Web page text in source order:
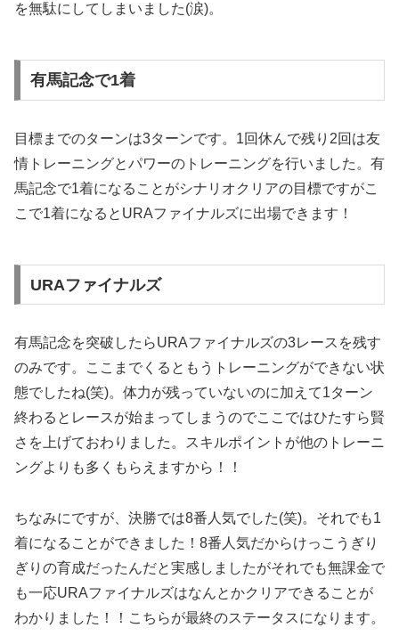
を無駄にしてしまいました(涙)。
有馬記念で1着
目標までのターンは3ターンです。1回休んで残り2回は友
情トレーニングとパワーのトレーニングを行いました。有
馬記念で1着になることがシナリオクリアの目標ですがこ
こで1着になるとURAファイナルズに出場できます！
URAファイナルズ
有馬記念を突破したらURAファイナルズの3レースを残す
のみです。ここまでくるともうトレーニングができない状
態でしたね(笑)。体力が残っていないのに加えて1ターン
終わるとレースが始まってしまうのでここではひたすら賢
さを上げておわりました。スキルポイントが他のトレーニ
ングよりも多くもらえますから！！
ちなみにですが、決勝では8番人気でした(笑)。それでも1
着になることができました！8番人気だからけっこうぎり
ぎりの育成だったんだと実感しましたがそれでも無課金で
も一応URAファイナルズはなんとかクリアできることが
わかりました！！こちらが最終のステータスになります。